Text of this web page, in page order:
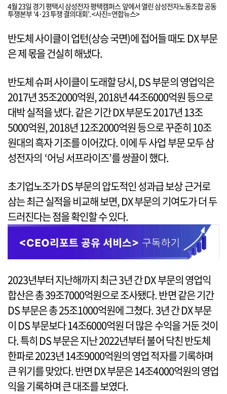
4월 23일 경기 평택시 삼성전자 평택캠퍼스 앞에서 열린 삼성전자노동조합 공동
투쟁본부 ‘4·23 투쟁 결의대회’. <사진=연합뉴스>
반도체 사이클이 업턴(상승 국면)에 접어들 때도 DX 부문
은 제 몫을 건실히 해냈다.
반도체 슈퍼 사이클이 도래할 당시, DS 부문의 영업익은
2017년 35조2000억원, 2018년 44조6000억원 등으로
대박 실적을 냈다. 같은 기간 DX 부문도 2017년 13조
5000억원, 2018년 12조2000억원 등으로 꾸준히 10조
원대의 흑자 기조를 이어갔다. 이에 두 사업 부문 모두 삼
성전자의 ‘어닝 서프라이즈’를 쌍끌이 했다.
초기업노조가 DS 부문의 압도적인 성과급 보상 근거로
삼는 최근 실적을 비교해 보면, DX 부문의 기여도가 더 두
드러진다는 점을 확인할 수 있다.
2023년부터 지난해까지 최근 3년 간 DX 부문의 영업익
합산은 총 39조7000억원으로 조사됐다. 반면 같은 기간
DS 부문은 총 25조1000억원에 그쳤다. 3년 간 DX 부문
이 DS 부문보다 14조6000억원 더 많은 수익을 거둔 것이
다. 특히 DS 부문은 지난 2022년부터 불어 닥친 반도체
한파로 2023년 14조9000억원의 영업 적자를 기록하며
큰 위기를 맞았다. 반면 DX 부문은 14조4000억원의 영업
익을 기록하며 큰 대조를 보였다.